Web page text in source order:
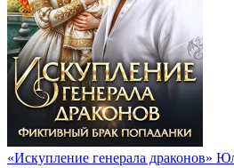
«Искупление генерала драконов»